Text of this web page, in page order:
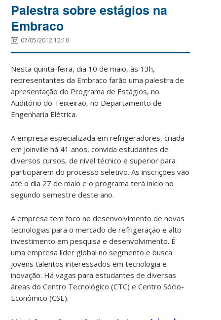
Palestra sobre estágios na
Embraco
07/05/2012 12:10
Nesta quinta-feira, dia 10 de maio, às 13h,
representantes da Embraco farão uma palestra de
apresentação do Programa de Estágios, no
Auditório do Teixeirão, no Departamento de
Engenharia Elétrica.
A empresa especializada em refrigeradores, criada
em Joinville há 41 anos, convida estudantes de
diversos cursos, de nível técnico e superior para
participarem do processo seletivo. As inscrições vão
até o dia 27 de maio e o programa terá início no
segundo semestre deste ano.
A empresa tem foco no desenvolvimento de novas
tecnologias para o mercado de refrigeração e alto
investimento em pesquisa e desenvolvimento. É
uma empresa líder global no segmento e busca
jovens talentos interessados em tecnologia e
inovação. Há vagas para estudantes de diversas
áreas do Centro Tecnológico (CTC) e Centro Sócio-
Econômico (CSE).